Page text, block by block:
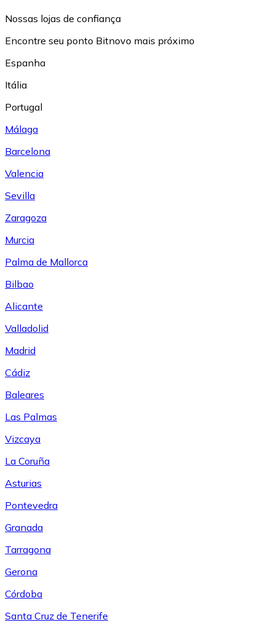
Nossas lojas de confiança
Encontre seu ponto Bitnovo mais próximo
Espanha
Itália
Portugal
Málaga
Barcelona
Valencia
Sevilla
Zaragoza
Murcia
Palma de Mallorca
Bilbao
Alicante
Valladolid
Madrid
Cádiz
Baleares
Las Palmas
Vizcaya
La Coruña
Asturias
Pontevedra
Granada
Tarragona
Gerona
Córdoba
Santa Cruz de Tenerife